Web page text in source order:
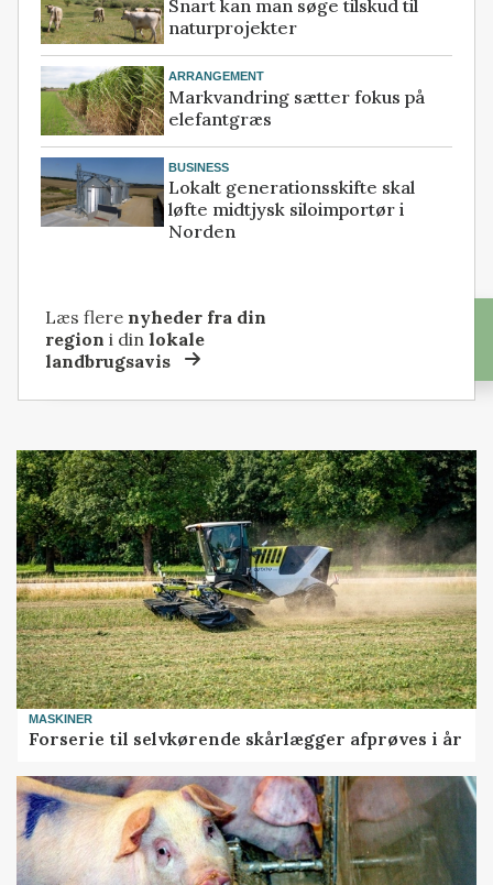
Snart kan man søge tilskud til
naturprojekter
ARRANGEMENT
Markvandring sætter fokus på
elefantgræs
BUSINESS
Lokalt generationsskifte skal
løfte midtjysk siloimportør i
Norden
Læs flerenyheder fra din
regioni dinlokale
Forserie til selvkørende skårlægger afprøves i år